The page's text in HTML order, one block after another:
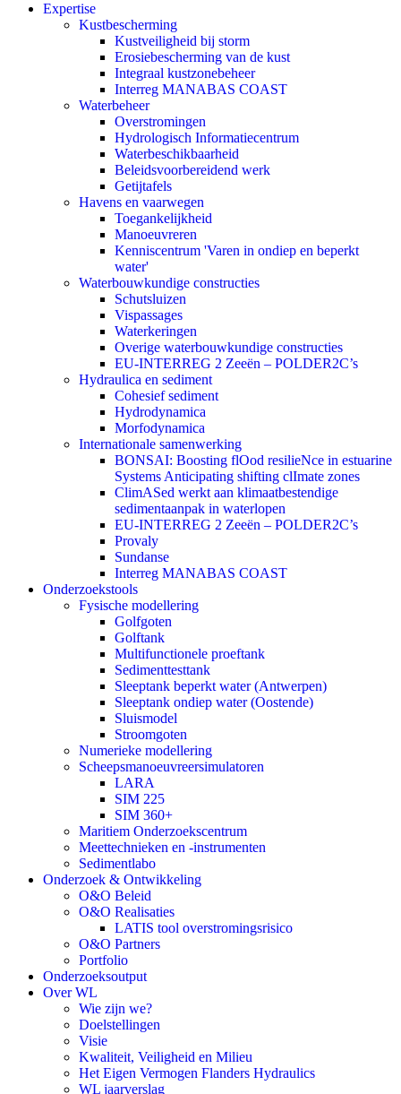
Expertise
Kustbescherming
Kustveiligheid bij storm
Erosiebescherming van de kust
Integraal kustzonebeheer
Interreg MANABAS COAST
Waterbeheer
Overstromingen
Hydrologisch Informatiecentrum
Waterbeschikbaarheid
Beleidsvoorbereidend werk
Getijtafels
Havens en vaarwegen
Toegankelijkheid
Manoeuvreren
Kenniscentrum 'Varen in ondiep en beperkt
water'
Waterbouwkundige constructies
Schutsluizen
Vispassages
Waterkeringen
Overige waterbouwkundige constructies
EU-INTERREG 2 Zeeën – POLDER2C’s
Hydraulica en sediment
Cohesief sediment
Hydrodynamica
Morfodynamica
Internationale samenwerking
BONSAI: Boosting flOod resilieNce in estuarine
Systems Anticipating shifting clImate zones
ClimASed werkt aan klimaatbestendige
sedimentaanpak in waterlopen
EU-INTERREG 2 Zeeën – POLDER2C’s
Provaly
Sundanse
Interreg MANABAS COAST
Onderzoekstools
Fysische modellering
Golfgoten
Golftank
Multifunctionele proeftank
Sedimenttesttank
Sleeptank beperkt water (Antwerpen)
Sleeptank ondiep water (Oostende)
Sluismodel
Stroomgoten
Numerieke modellering
Scheepsmanoeuvreersimulatoren
LARA
SIM 225
SIM 360+
Maritiem Onderzoekscentrum
Meettechnieken en -instrumenten
Sedimentlabo
Onderzoek & Ontwikkeling
O&O Beleid
O&O Realisaties
LATIS tool overstromingsrisico
O&O Partners
Portfolio
Onderzoeksoutput
Over WL
Wie zijn we?
Doelstellingen
Visie
Kwaliteit, Veiligheid en Milieu
Het Eigen Vermogen Flanders Hydraulics
WL jaarverslag